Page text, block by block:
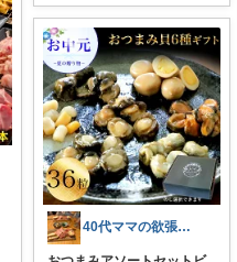
40代ママの欲張りセレクト:感謝です💕